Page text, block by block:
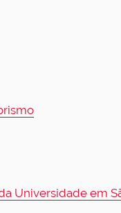
Universidade em